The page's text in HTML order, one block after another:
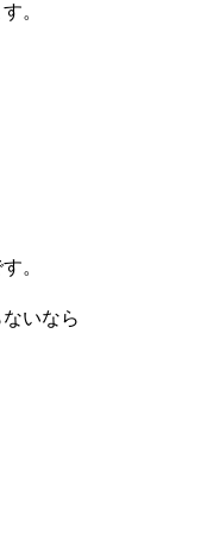
。
。
いなら